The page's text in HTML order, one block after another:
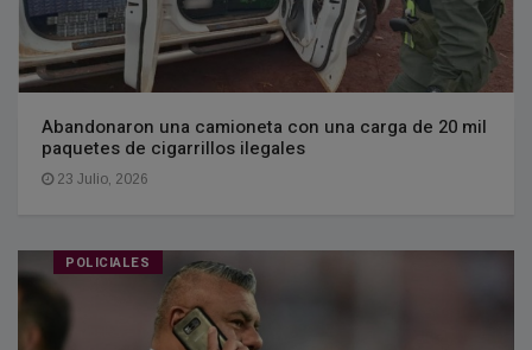
Abandonaron una camioneta con una carga de 20 mil
paquetes de cigarrillos ilegales
23 Julio, 2026
POLICIALES